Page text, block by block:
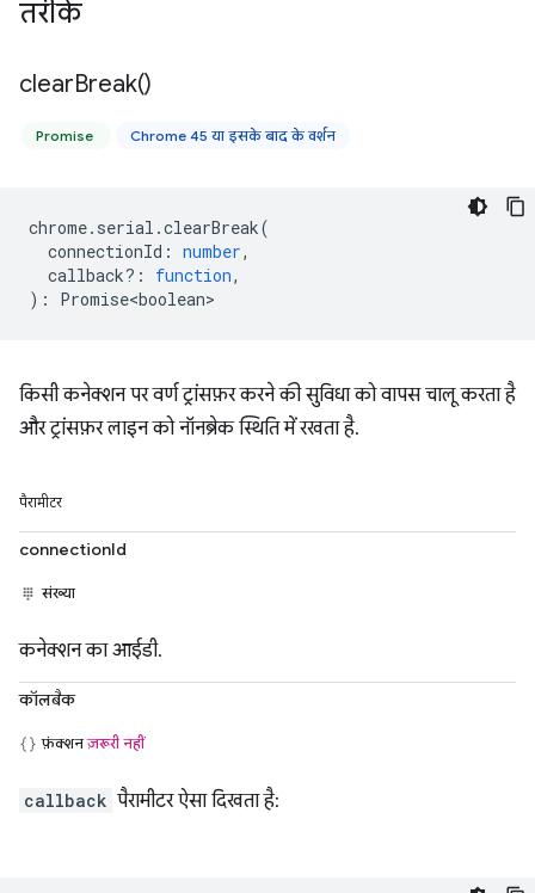
तरीके
clearBreak()
Promise Chrome 45 या इसके बाद के वर्शन
chrome. serial .clearBreak(
connectionId : number,
callback? : function,
) : Promise<boolean>
किसी कनेक्शन पर वर्ण ट्रांसफ़र करने की सुविधा को वापस चालू करता है
और ट्रांसफ़र लाइन को नॉनब्रेक स्थिति में रखता है.
पैरामीटर
connectionId
संख्या
कनेक्शन का आईडी.
कॉलबैक
फ़ंक्शनज़रूरी नहीं
callback पैरामीटर ऐसा दिखता है: